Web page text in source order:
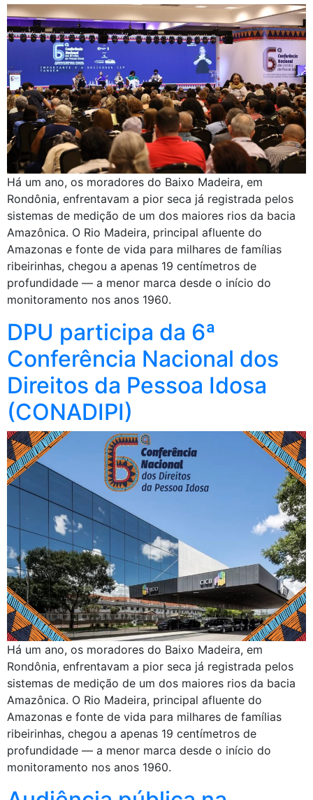
Há um ano, os moradores do Baixo Madeira, em
Rondônia, enfrentavam a pior seca já registrada pelos
sistemas de medição de um dos maiores rios da bacia
Amazônica. O Rio Madeira, principal afluente do
Amazonas e fonte de vida para milhares de famílias
ribeirinhas, chegou a apenas 19 centímetros de
profundidade — a menor marca desde o início do
monitoramento nos anos 1960.
DPU participa da 6ª
Conferência Nacional dos
Direitos da Pessoa Idosa
(CONADIPI)
Há um ano, os moradores do Baixo Madeira, em
Rondônia, enfrentavam a pior seca já registrada pelos
sistemas de medição de um dos maiores rios da bacia
Amazônica. O Rio Madeira, principal afluente do
Amazonas e fonte de vida para milhares de famílias
ribeirinhas, chegou a apenas 19 centímetros de
profundidade — a menor marca desde o início do
monitoramento nos anos 1960.